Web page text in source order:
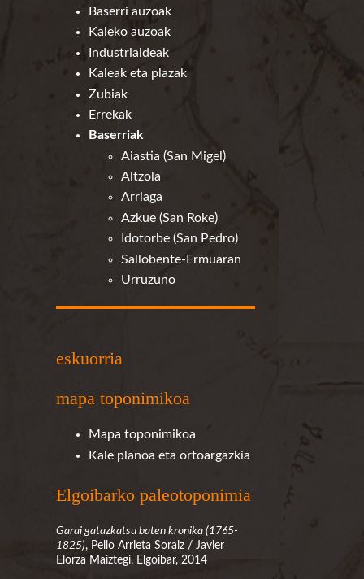
Baserri auzoak
Kaleko auzoak
Industrialdeak
Kaleak eta plazak
Zubiak
Errekak
Baserriak
Aiastia (San Migel)
Altzola
Arriaga
Azkue (San Roke)
Idotorbe (San Pedro)
Sallobente-Ermuaran
Urruzuno
eskuorria
mapa toponimikoa
Mapa toponimikoa
Kale planoa eta ortoargazkia
Elgoibarko paleotoponimia
Garai gatazkatsu baten kronika (1765-
1825), Pello Arrieta Soraiz / Javier
Elorza Maiztegi. Elgoibar, 2014